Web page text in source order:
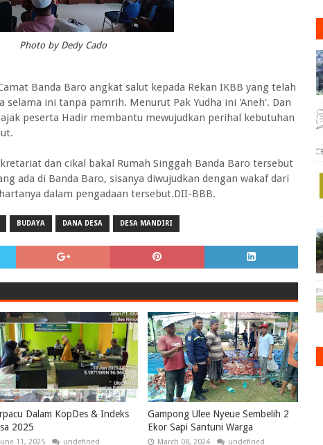
Photo by Dedy Cado
Banda Baro angkat salut kepada Rekan IKBB yang telah
selama ini tanpa pamrih. Menurut Pak Yudha ini 'Aneh'. Dan
peserta Hadir membantu mewujudkan perihal kebutuhan
dan cikal bakal Rumah Singgah Banda Baro tersebut
ada di Banda Baro, sisanya diwujudkan dengan wakaf dari
dalam pengadaan tersebut.DII-BBB.
BUDAYA DANA DESA DESA MANDIRI
Dalam KopDes & Indeks
2025
11, 2025 undefined
Gampong Ulee Nyeue Sembelih 2
Ekor Sapi Santuni Warga
March 08, 2024 undefined